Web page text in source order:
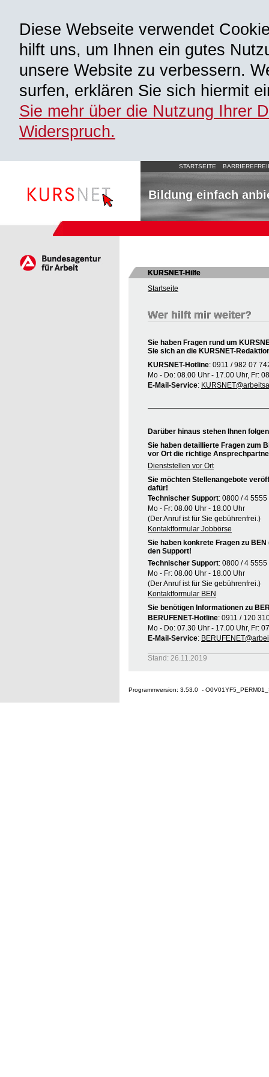
Diese Webseite verwendet
hilft uns, um Ihnen ein gutes
unsere Website zu verbessern.
surfen, erklären Sie sich hiermit
Sie mehr über die Nutzung Ihrer
Widerspruch.
STARTSEITE
Bildung einfach
KURSNET-Hilfe
Startseite
Wer hilft mir weiter?
Sie haben Fragen rund um
Sie sich an die KURSNET-
KURSNET-Hotline: 0911 / 982 07
Mo - Do: 08.00 Uhr - 17.00 Uhr, Fr:
E-Mail-Service:
Darüber hinaus stehen Ihnen
Sie haben detaillierte Fragen zum
vor Ort die richtige
Dienststellen vor Ort
Sie möchten Stellenangebote
dafür!
Technischer Support: 0800 / 4 5555
Mo - Fr: 08.00 Uhr - 18.00 Uhr
(Der Anruf ist für Sie gebührenfrei.)
Kontaktformular Jobbörse
Sie haben konkrete Fragen zu
den Support!
Technischer Support: 0800 / 4 5555
Mo - Fr: 08.00 Uhr - 18.00 Uhr
(Der Anruf ist für Sie gebührenfrei.)
Kontaktformular BEN
Sie benötigen Informationen zu
BERUFENET-Hotline: 0911 / 120
Mo - Do: 07.30 Uhr - 17.00 Uhr, Fr:
E-Mail-Service:
Stand: 26.11.2019
Programmversion: 3.53.0 -